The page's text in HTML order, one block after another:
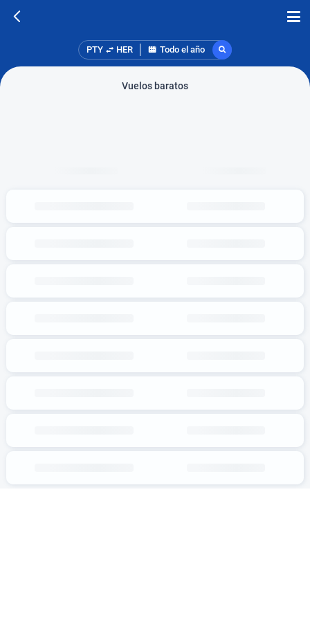
PTY HER Todo el año
Vuelos baratos